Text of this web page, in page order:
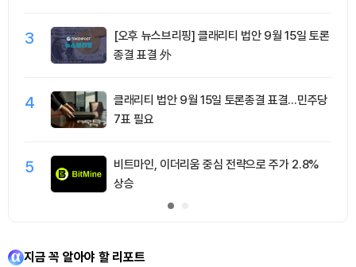
3
[오후 뉴스브리핑] 클래리티 법안 9월 15일 토론
종결 표결 外
4
클래리티 법안 9월 15일 토론종결 표결…민주당
7표 필요
5
비트마인, 이더리움 중심 전략으로 주가 2.8%
상승
지금 꼭 알아야 할 리포트